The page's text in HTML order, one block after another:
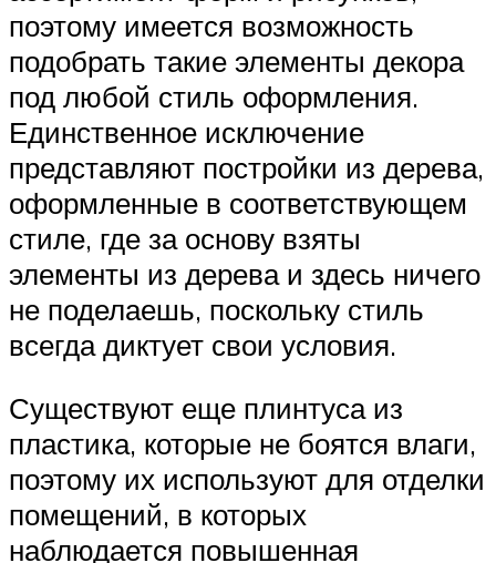
поэтому имеется возможность
подобрать такие элементы декора
под любой стиль оформления.
Единственное исключение
представляют постройки из дерева,
оформленные в соответствующем
стиле, где за основу взяты
элементы из дерева и здесь ничего
не поделаешь, поскольку стиль
всегда диктует свои условия.
Существуют еще плинтуса из
пластика, которые не боятся влаги,
поэтому их используют для отделки
помещений, в которых
наблюдается повышенная